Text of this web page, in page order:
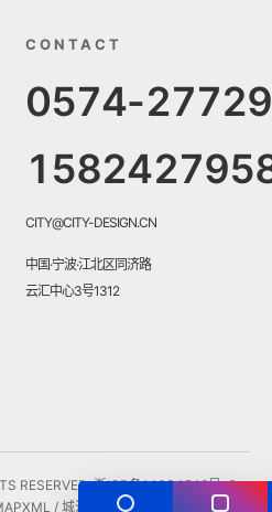
CONTACT
0574-
CITY@CITY-DESIGN.CN
中国·宁波·江北区同济路
云汇中心3号1312
RESERVED.浙ICP备14034548号-3
XML / 城池